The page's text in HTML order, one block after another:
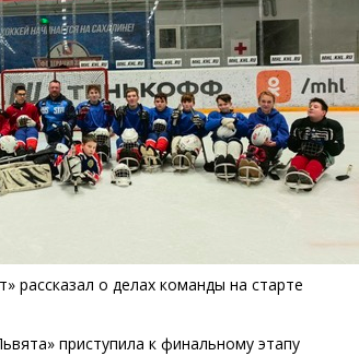
Дивизион Серебряный
АКМ-Новомосковск
Красноярские Рыси
Ладья
Локо-76
Реактор
Снежные Барсы
рассказал о делах команды на старте
приступила к финальному этапу